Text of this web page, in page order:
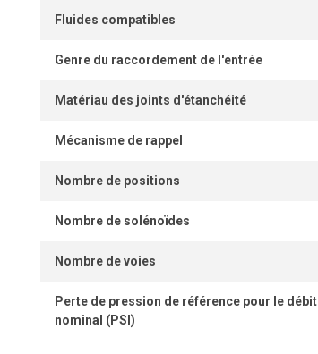
Fluides compatibles
Genre du raccordement de l'entrée
Matériau des joints d'étanchéité
Mécanisme de rappel
Nombre de positions
Nombre de solénoïdes
Nombre de voies
Perte de pression de référence pour le débit
nominal (PSI)